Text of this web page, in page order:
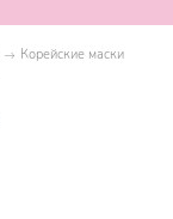
Корейские маски